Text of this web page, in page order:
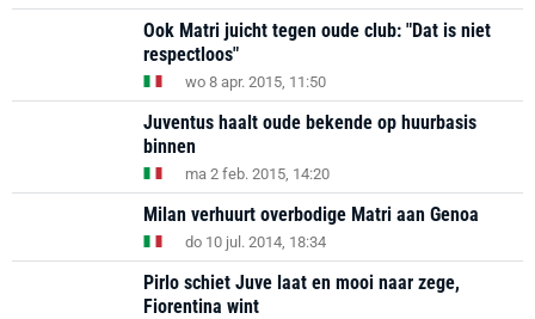
Ook Matri juicht tegen oude club: "Dat is niet
respectloos"
wo 8 apr. 2015, 11:50
Juventus haalt oude bekende op huurbasis
binnen
ma 2 feb. 2015, 14:20
Milan verhuurt overbodige Matri aan Genoa
do 10 jul. 2014, 18:34
Pirlo schiet Juve laat en mooi naar zege,
Fiorentina wint